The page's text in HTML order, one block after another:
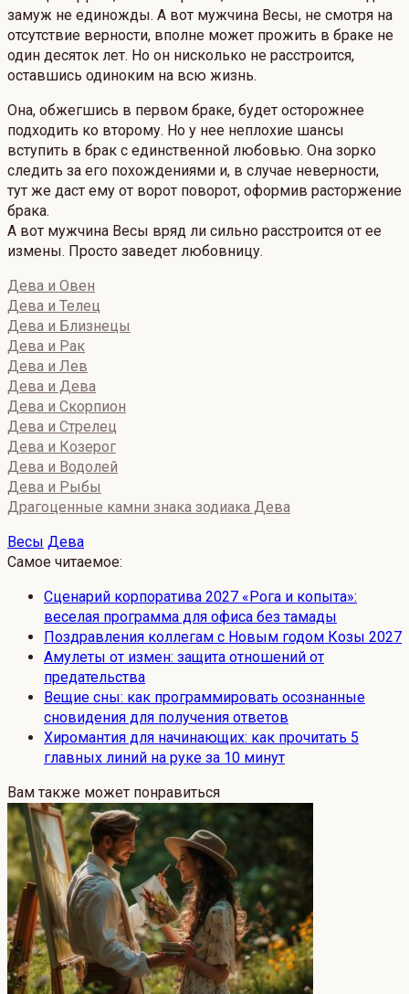
замуж не единожды. А вот мужчина Весы, не смотря на
отсутствие верности, вполне может прожить в браке не
один десяток лет. Но он нисколько не расстроится,
оставшись одиноким на всю жизнь.
Она, обжегшись в первом браке, будет осторожнее
подходить ко второму. Но у нее неплохие шансы
вступить в брак с единственной любовью. Она зорко
следить за его похождениями и, в случае неверности,
тут же даст ему от ворот поворот, оформив расторжение
брака.
А вот мужчина Весы вряд ли сильно расстроится от ее
измены. Просто заведет любовницу.
Дева и Овен
Дева и Телец
Дева и Близнецы
Дева и Рак
Дева и Лев
Дева и Дева
Дева и Скорпион
Дева и Стрелец
Дева и Козерог
Дева и Водолей
Дева и Рыбы
Драгоценные камни знака зодиака Дева
Весы Дева
Самое читаемое:
Сценарий корпоратива 2027 «Рога и копыта»:
веселая программа для офиса без тамады
Поздравления коллегам с Новым годом Козы 2027
Амулеты от измен: защита отношений от
предательства
Вещие сны: как программировать осознанные
сновидения для получения ответов
Хиромантия для начинающих: как прочитать 5
главных линий на руке за 10 минут
Вам также может понравиться